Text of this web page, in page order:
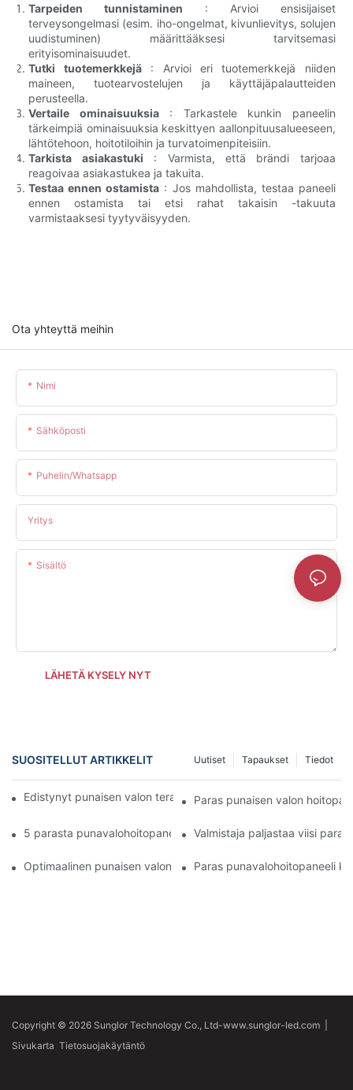
Tarpeiden tunnistaminen : Arvioi ensisijaiset
terveysongelmasi (esim. iho-ongelmat, kivunlievitys, solujen
uudistuminen) määrittääksesi tarvitsemasi
erityisominaisuudet.
Tutki tuotemerkkejä: Arvioi eri tuotemerkkejä niiden
maineen, tuotearvostelujen ja käyttäjäpalautteiden
perusteella.
Vertaile ominaisuuksia: Tarkastele kunkin paneelin
tärkeimpiä ominaisuuksia keskittyen aallonpituusalueeseen,
lähtötehoon, hoitotiloihin ja turvatoimenpiteisiin.
Tarkista asiakastuki : Varmista, että brändi tarjoaa
reagoivaa asiakastukea ja takuita.
Testaa ennen ostamista : Jos mahdollista, testaa paneeli
ennen ostamista tai etsi rahat takaisin -takuuta
varmistaaksesi tyytyväisyyden.
Ota yhteyttä meihin
Nimi
Sähköposti
Puhelin/whatsapp
Yritys
Sisältö
LÄHETÄ KYSELY NYT
SUOSITELLUT ARTIKKELIT Tiedot
Tapaukset
Uutiset
Edistynyt punaisen valon terapiapaneeli kotona valmistajalta
Paras punaisen valon
5 parasta punavalohoitopaneelia kotikäyttöön
Valmistaja paljastaa viisi
Optimaalinen punaisen valon hoitopaneeli kotona silmien
Paras punavalohoitopaneeli
Copyright © 2026 Sunglor Technology Co., Ltd-www.sunglor-led.com
Sivukarta Tietosuojakäytäntö